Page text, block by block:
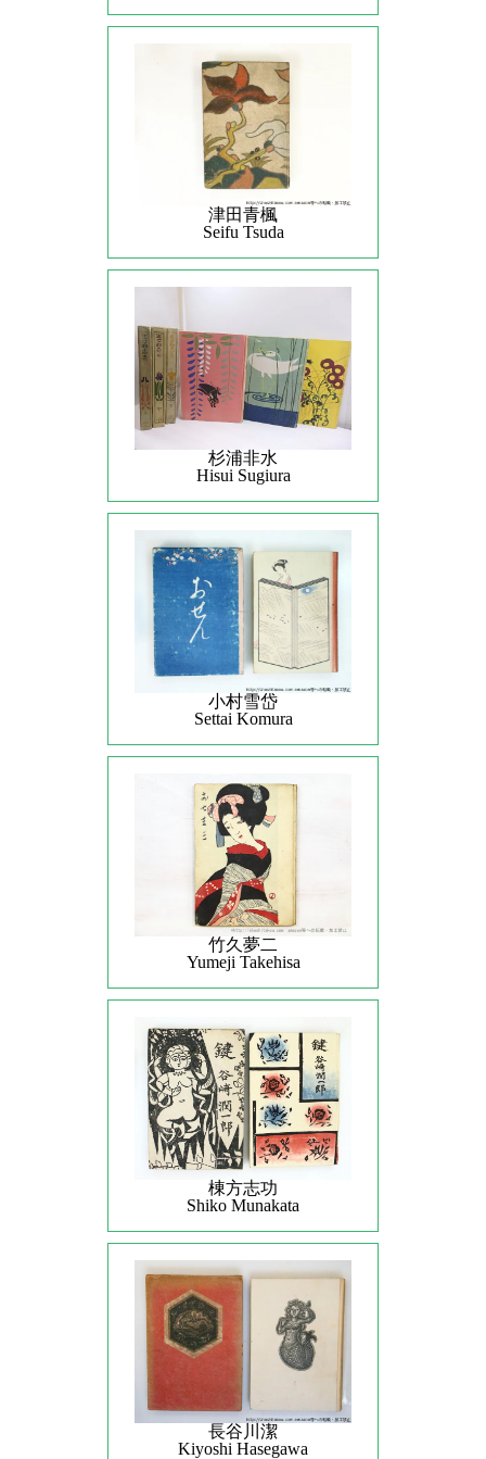
津田青楓
Seifu Tsuda
杉浦非水
Hisui Sugiura
小村雪岱
Settai Komura
竹久夢二
Yumeji Takehisa
棟方志功
Shiko Munakata
長谷川潔
Kiyoshi Hasegawa